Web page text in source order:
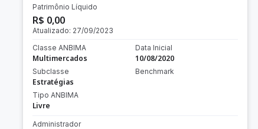
Patrimônio Líquido
R$ 0,00
Atualizado: 27/09/2023
Classe ANBIMA
Multimercados
Subclasse
Estratégias
Tipo ANBIMA
Livre
Data Inicial
10/08/2020
Benchmark
Administrador